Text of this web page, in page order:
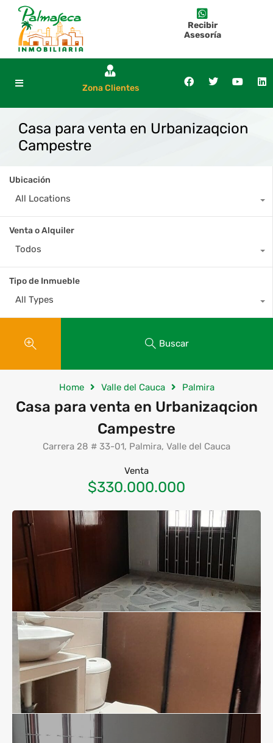
Recibir
Asesoría
Zona Clientes
Casa para venta en Urbanizaqcion
Campestre
Ubicación
All Locations
Venta o Alquiler
Todos
Tipo de Inmueble
All Types
Buscar
Home Valle del Cauca Palmira
Casa para venta en Urbanizaqcion
Campestre
Carrera 28 # 33-01, Palmira, Valle del Cauca
Venta
$330.000.000